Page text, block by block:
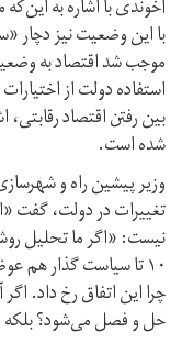
آخوندی با اشاره به
با این وضعیت نیز دچار
موجب شد اقتصاد به
استفاده دولت از
بین رفتن اقتصاد
شده است.
وزیر پیشین راه و
تغییرات در دولت، گفت
نیست: «اگر ما تحلیل
۱۰ تا سیاست گذار هم
چرا این اتفاق رخ داد.
حل و فصل می‌شود؟